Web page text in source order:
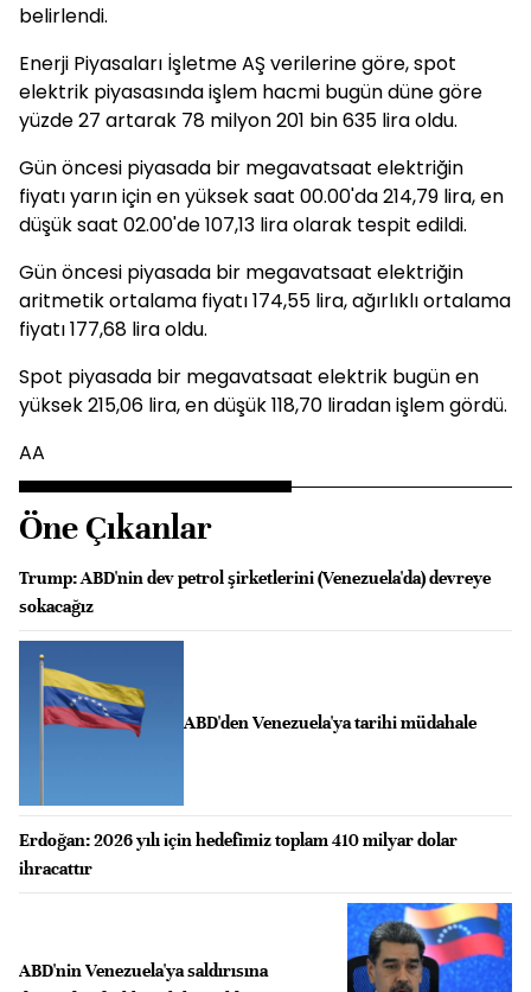
belirlendi.
Enerji Piyasaları İşletme AŞ verilerine göre, spot
elektrik piyasasında işlem hacmi bugün düne göre
yüzde 27 artarak 78 milyon 201 bin 635 lira oldu.
Gün öncesi piyasada bir megavatsaat elektriğin
fiyatı yarın için en yüksek saat 00.00'da 214,79 lira, en
düşük saat 02.00'de 107,13 lira olarak tespit edildi.
Gün öncesi piyasada bir megavatsaat elektriğin
aritmetik ortalama fiyatı 174,55 lira, ağırlıklı ortalama
fiyatı 177,68 lira oldu.
Spot piyasada bir megavatsaat elektrik bugün en
yüksek 215,06 lira, en düşük 118,70 liradan işlem gördü.
AA
Öne Çıkanlar
Trump: ABD'nin dev petrol şirketlerini (Venezuela'da) devreye
sokacağız
ABD'den Venezuela'ya tarihi müdahale
Erdoğan: 2026 yılı için hedefimiz toplam 410 milyar dolar
ihracattır
ABD'nin Venezuela'ya saldırısına